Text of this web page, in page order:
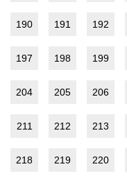
190 191 192
197 198 199
204 205 206
211 212 213
218 219 220